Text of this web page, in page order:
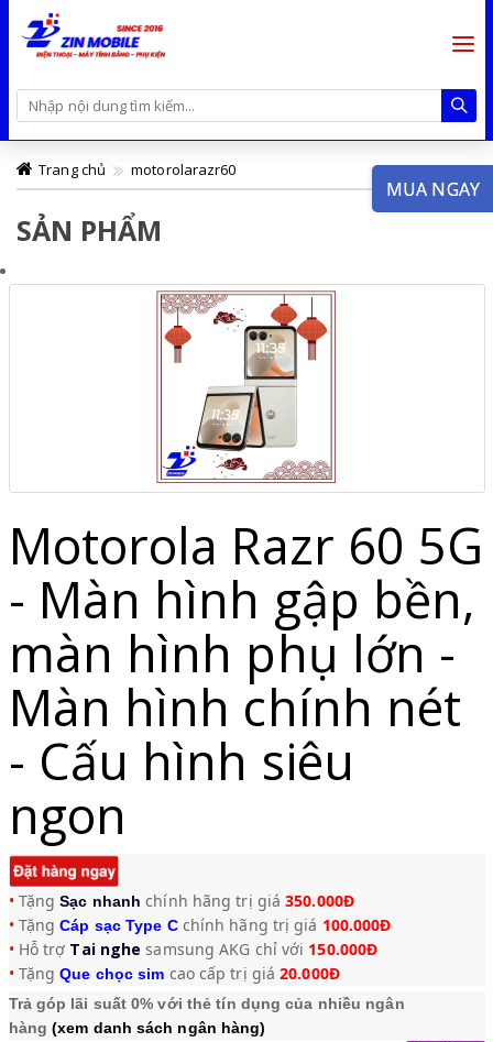
Trang chủ motorolarazr60
SẢN PHẨM
Motorola Razr 60 5G
- Màn hình gập bền,
màn hình phụ lớn -
Màn hình chính nét
- Cấu hình siêu
ngon
• TặngSạc nhanh chính hãng trị giá350.000Đ
•TặngCáp sạc Type C chính hãng trị giá 100.000Đ
• Hỗ trợ Tai nghe samsung AKG chỉ với 150.000Đ
•TặngQue chọc sim cao cấp trị giá 20.000Đ
Trả góp lãi suất 0% với thẻ tín dụng của nhiều ngân
hàng (xem danh sách ngân hàng)
MUA NGAY